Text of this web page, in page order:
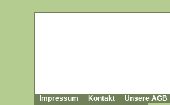
Impressum Kontakt Unsere AGB